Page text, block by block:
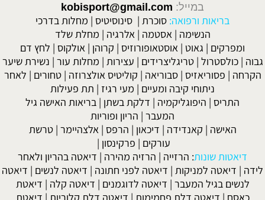
במייל: kobisport@gmail.com
בריאות ורפואה: סוכרת | סינוסיטיס | מחלות בדרכי
הנשימה | אסטמה | אלרגיה | מחלת שלד
ומפרקים | גאוט | אוסטאופורוזיס | קרוהן | אולקוס | לחץ דם
גבוה |כולסטרול |טריגליצרידים | עצירות | מחלות עור | נשירת שיער
הקרחה | פסוריאזיס |סבוריאה | קוליטיס אולצרוזה |טחורים | לאחר
ניתוחי קיבה ומעיים | מעי רגיז | תת פעילות
התריס | היפוגליקמיה | דלקת בשתן | בריאות האישה גיל
המעבר | הריון ופוריות
האישה | קאנדידה | דיכאון | הרפס | אלצהיימר |טרשת
עורקים | פרקינסון |
דיאטות שונות: הרזייה | הרזיה מהירה | דיאטה בהריון ולאחר
לידה | דיאטה למניקות | דיאטה לפני חתונה | דיאטה לנשים | דיאטה
לנשים בגיל המעבר | דיאטה לדוגמנים | דיאטה קלה | דיאטת
כאסח | דיאטה דלת פחמימות | דיאטה דלת קלוריות | דיאטת